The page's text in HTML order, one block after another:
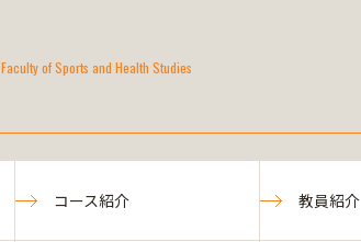
Faculty of Sports and Health Studies
コース紹介 教員紹介